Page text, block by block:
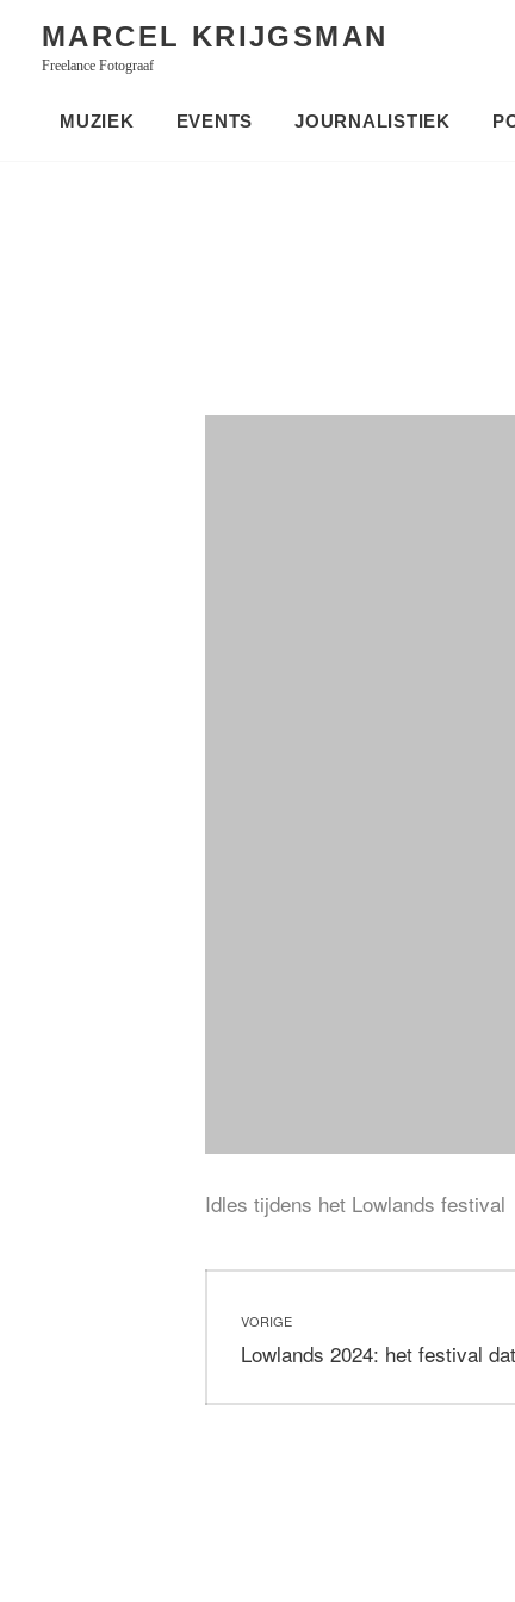
content
MARCEL KRIJGSMAN
Freelance Fotograaf
MUZIEK EVENTS JOURNALISTIEK
Idles tijdens het Lowlands festival
navigatie
VORIGE
Vorig
Lowlands 2024: het festival